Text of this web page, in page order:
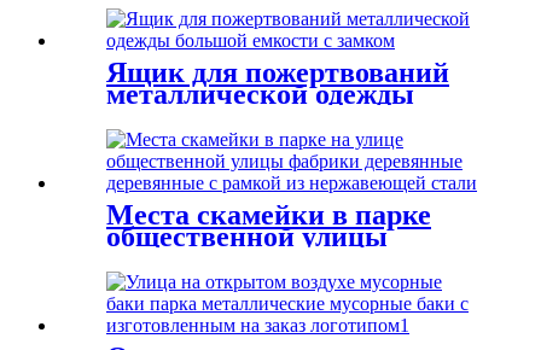
на открытом воздухе
Ящик для пожертвований
металлической одежды
большой емкости с замком
Места скамейки в парке
общественной улицы
Баклесс деревянные с
рамкой из нержавеющей
стали